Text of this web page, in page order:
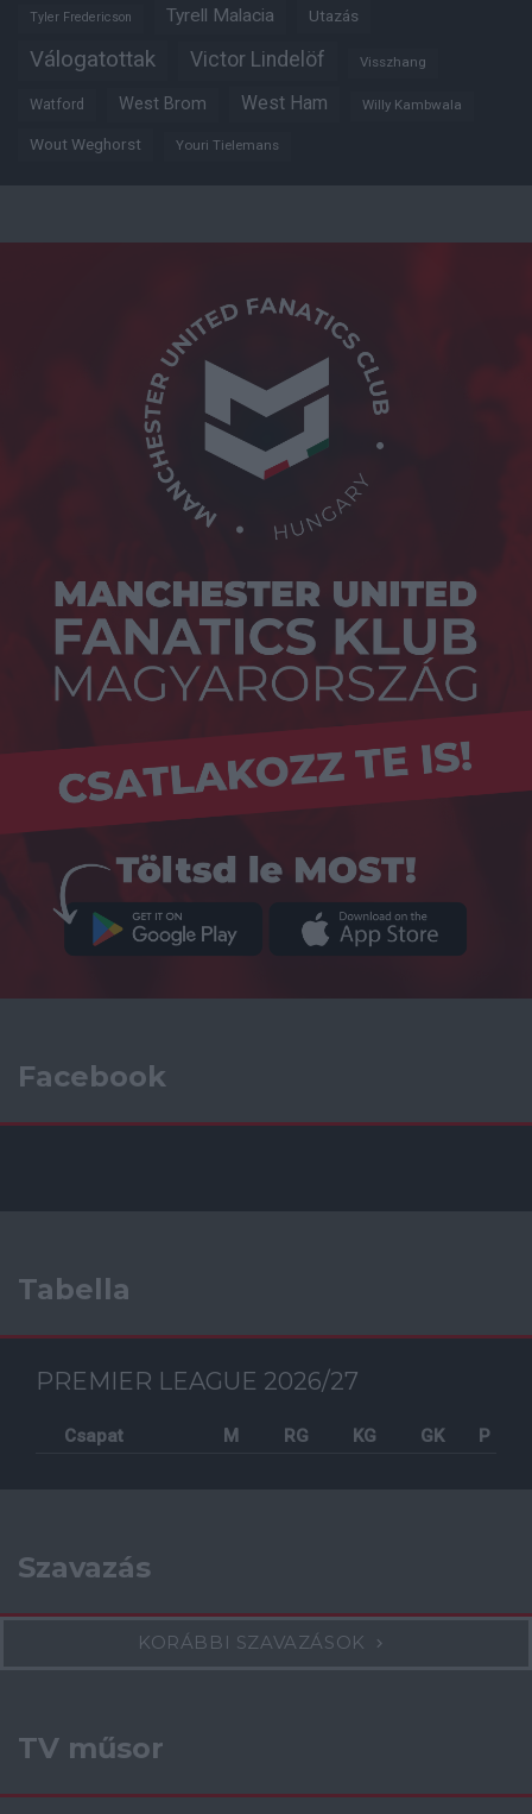
Tyler Fredericson Tyrell Malacia Utazás
Válogatottak Victor Lindelöf Visszhang
Watford West Brom West Ham Willy Kambwala
Wout Weghorst Youri Tielemans
Facebook
Tabella
PREMIER LEAGUE 2026/27
Csapat M RG KG GK P
Szavazás
KORÁBBI SZAVAZÁSOK
TV műsor